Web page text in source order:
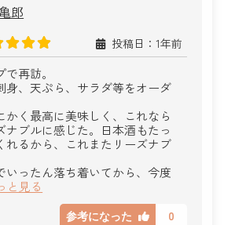
郎
投稿日：1年前
再訪。
身、天ぷら、サラダ等をオーダ
かく最高に美味しく、これなら
ナブルに感じた。日本酒もたっ
れるから、これまたリーズナブ
いったん落ち着いてから、今度
と見る
参考になった 0